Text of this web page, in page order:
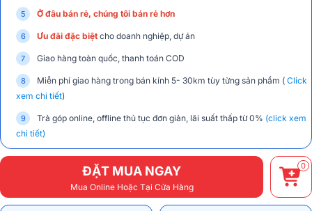
Ở đâu bán rẻ, chúng tôi bán rẻ hơn
Ưu đãi đặc biệt cho doanh nghiệp, dự án
Giao hàng toàn quốc, thanh toán COD
Miễn phí giao hàng trong bán kính 5- 30km tùy từng sản phẩm ( Click
xem chi tiết)
Trả góp online, offline thủ tục đơn giản, lãi suất thấp từ 0% (click xem
chi tiết)
ĐẶT MUA NGAY
Mua Online Hoặc Tại Cửa Hàng
0